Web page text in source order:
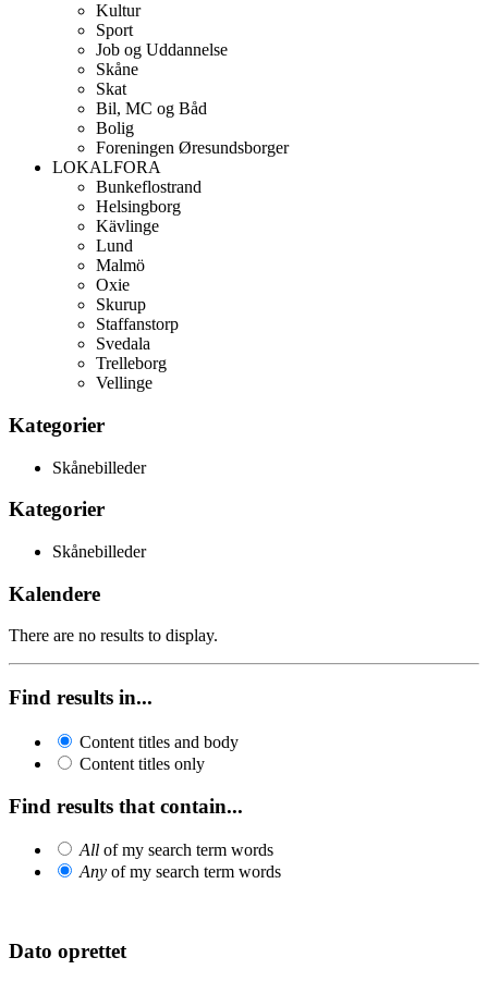
Kultur
Sport
Job og Uddannelse
Skåne
Skat
Bil, MC og Båd
Bolig
Foreningen Øresundsborger
LOKALFORA
Bunkeflostrand
Helsingborg
Kävlinge
Lund
Malmö
Oxie
Skurup
Staffanstorp
Svedala
Trelleborg
Vellinge
Kategorier
Skånebilleder
Kategorier
Skånebilleder
Kalendere
There are no results to display.
Find results in...
Content titles and body
Content titles only
Find results that contain...
All of my search term words
Any of my search term words
Dato oprettet